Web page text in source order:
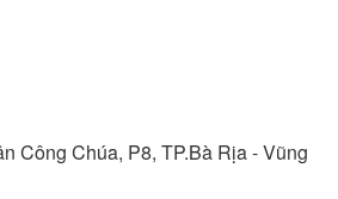
Công Chúa, P8, TP.Bà Rịa - Vũng